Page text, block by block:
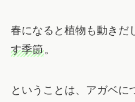
春になると植物も動きだ
す季節。
ということは、アガベに